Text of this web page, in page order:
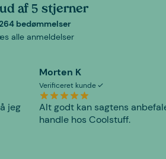
af 5 stjerner
bedømmelser
alle anmeldelser
jeg
Morten K
Verificeret kunde
Alt godt kan sagtens
handle hos Coolstuff.